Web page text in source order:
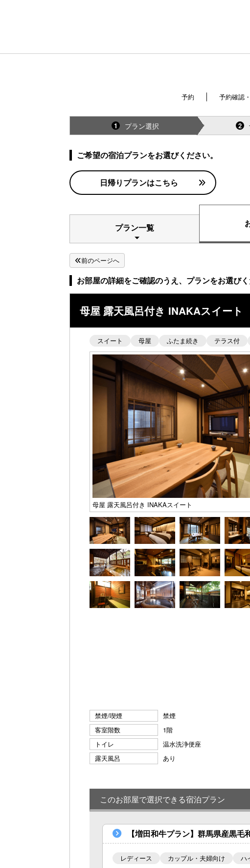
予約 予約確認
1 プラン選択 2
ご希望の宿泊プランをお選びください。
日帰りプランはこちら
プラン一覧
前のページへ
お部屋の詳細をご確認のうえ、プランをお選びく
母屋 露天風呂付き INAKAスイート
スイート 母屋 ふたま続き テラス付
母屋 露天風呂付き INAKAスイート
禁煙/喫煙 禁煙
客室階数 1階
トイレ
温水洗浄便座
露天風呂
あり
このお部屋で選択できる宿泊プラン
【増田和牛プラン】群馬県産黒
レディース カップル・夫婦向け ハ